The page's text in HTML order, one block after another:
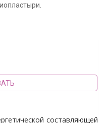
составляющей